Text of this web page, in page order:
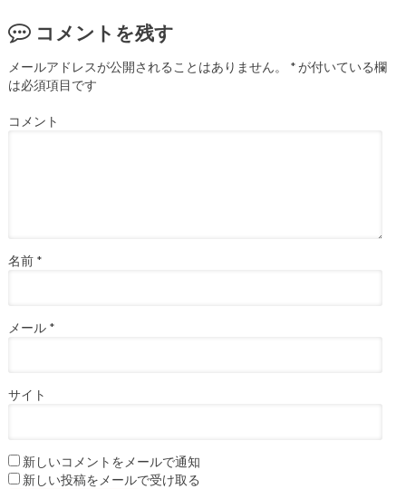
コメントを残す
メールアドレスが公開されることはありません。 *が付いている欄
は必須項目です
コメント
名前 *
メール *
サイト
新しいコメントをメールで通知
新しい投稿をメールで受け取る